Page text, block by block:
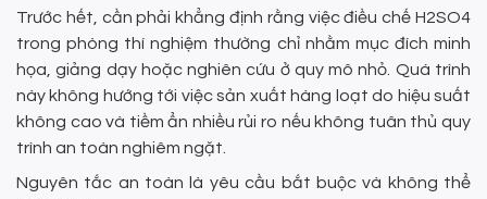
Trước hết, cần phải khẳng định rằng việc điều chế H2SO4
trong phòng thí nghiệm thường chỉ nhằm mục đích minh
họa, giảng dạy hoặc nghiên cứu ở quy mô nhỏ. Quá trình
này không hướng tới việc sản xuất hàng loạt do hiệu suất
không cao và tiềm ẩn nhiều rủi ro nếu không tuân thủ quy
trình an toàn nghiêm ngặt.
Nguyên tắc an toàn là yêu cầu bắt buộc và không thể